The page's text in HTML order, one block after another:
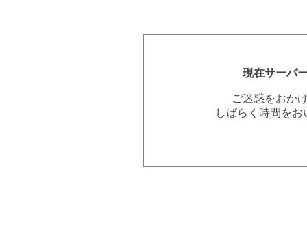
現在サーバ
ご迷惑をおか
しばらく時間を